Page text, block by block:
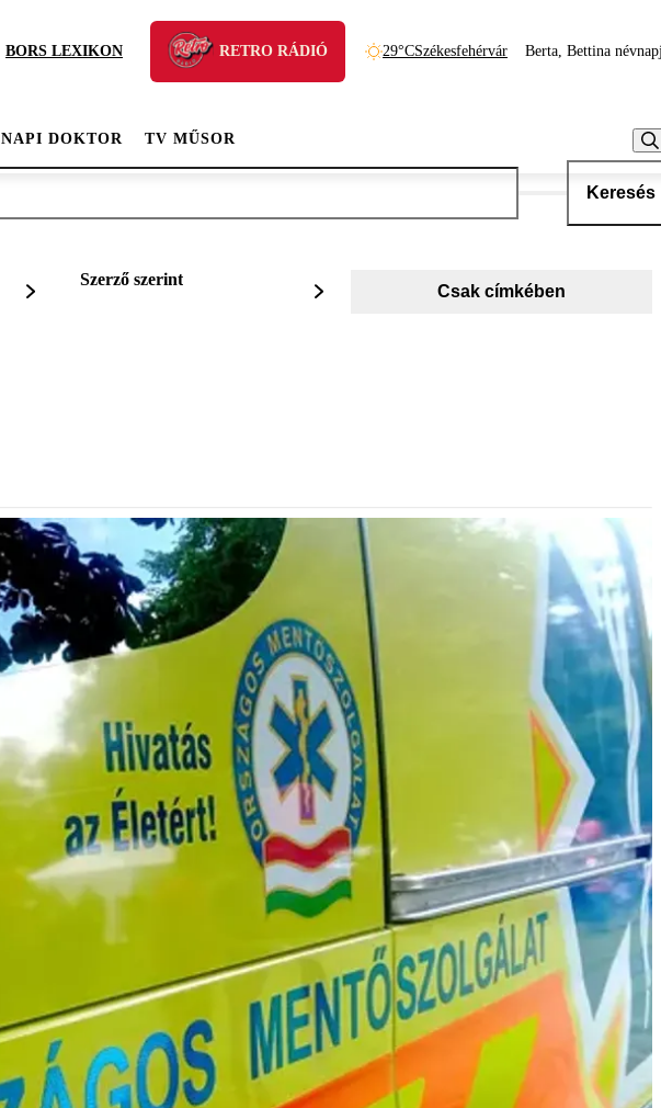
BORS LEXIKON RETRO RÁDIÓ 29°CSzékesfehérvár Berta, Bettina
NAPI DOKTOR TV MŰSOR
Keresés
Szerző szerint
Csak címkében